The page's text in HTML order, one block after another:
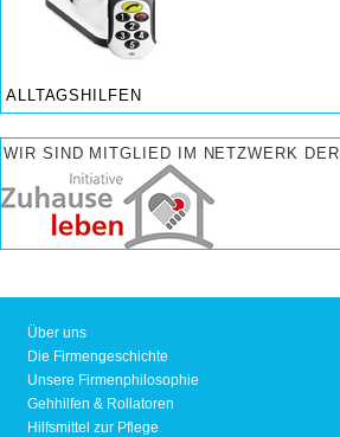
ALLTAGSHILFEN
WIR SIND MITGLIED IM NETZWERK DER
Über uns
Die Firmengeschichte
Unsere Firmenphilosophie
Gehhilfen & Rollatoren
Hilfsmittel zur Pflege